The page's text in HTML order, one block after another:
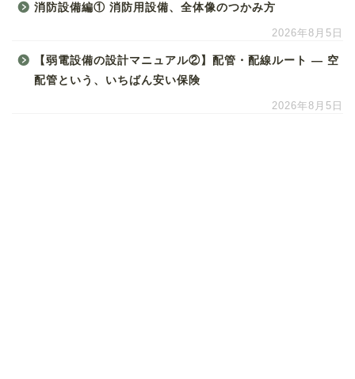
消防設備編① 消防用設備、全体像のつかみ方
2026年8月5日
【弱電設備の設計マニュアル②】配管・配線ルート ― 空
配管という、いちばん安い保険
2026年8月5日